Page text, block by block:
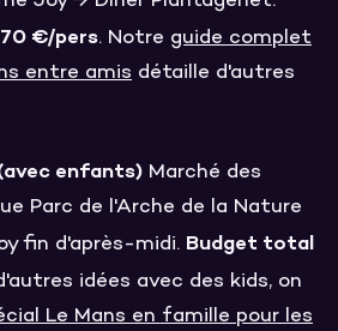
€/pers. Notre guide complet
entre amis détaille d'autres
enfants) Marché des
Parc de l'Arche de la Nature
fin d'après-midi. Budget total
idées avec des kids, on
Le Mans en famille pour les